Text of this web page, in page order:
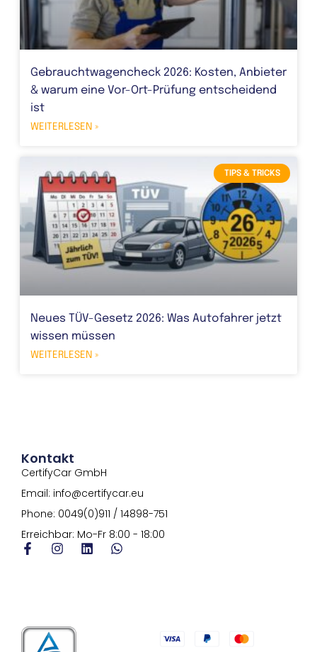
Gebrauchtwagencheck 2026: Kosten, Anbieter
& warum eine Vor-Ort-Prüfung entscheidend
ist
WEITERLESEN »
TIPS & TRICKS
Neues TÜV-Gesetz 2026: Was Autofahrer jetzt
wissen müssen
WEITERLESEN »
Kontakt
CertifyCar GmbH
Email: info@certifycar.eu
Phone: 0049(0)911 / 14898-751
Erreichbar: Mo-Fr 8:00 - 18:00